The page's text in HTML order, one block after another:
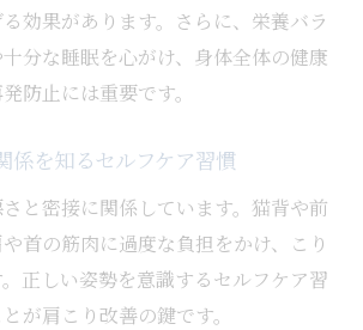
効果があります。さらに、栄養バラ
分な睡眠を心がけ、身体全体の健康
防止には重要です。
係を知るセルフケア習慣
と密接に関係しています。猫背や前
首の筋肉に過度な負担をかけ、こり
正しい姿勢を意識するセルフケア習
が肩こり改善の鍵です。